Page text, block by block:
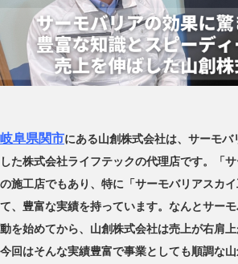
岐阜県関市にある山創株式会社は、サーモ
した株式会社ライフテックの代理店です。「
の施工店でもあり、特に「サーモバリアスカ
て、豊富な実績を持っています。なんとサー
動を始めてから、山創株式会社は売上が右肩上
今回はそんな実績豊富で事業としても順調な